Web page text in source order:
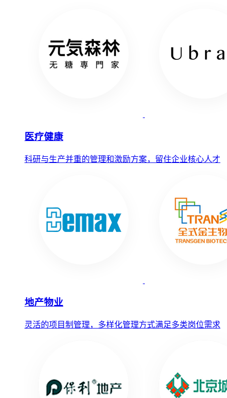
医疗健康
科研与生产并重的管理和激励方案，留住企业核心人才
地产物业
灵活的项目制管理，多样化管理方式满足多类岗位需求